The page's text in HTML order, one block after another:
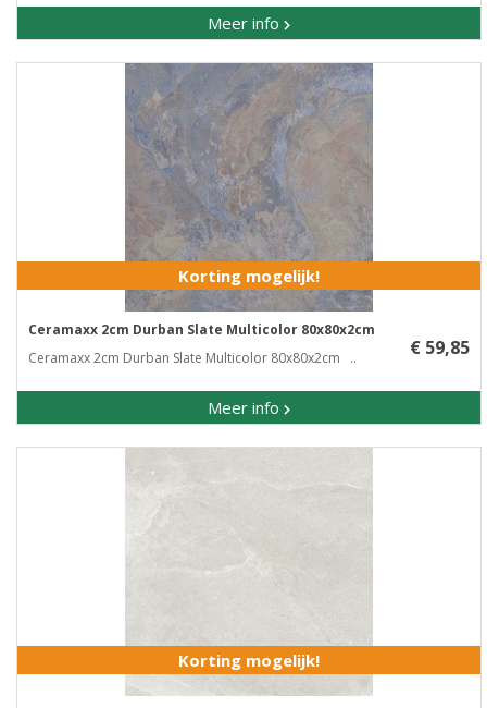
Meer info
Korting mogelijk!
Ceramaxx 2cm Durban Slate Multicolor 80x80x2cm
Ceramaxx 2cm Durban Slate Multicolor 80x80x2cm ..
Meer info
€ 59,85
Korting mogelijk!